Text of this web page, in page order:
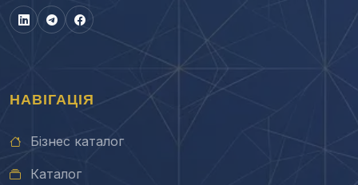
НАВІГАЦІЯ
Бізнес каталог
Каталог